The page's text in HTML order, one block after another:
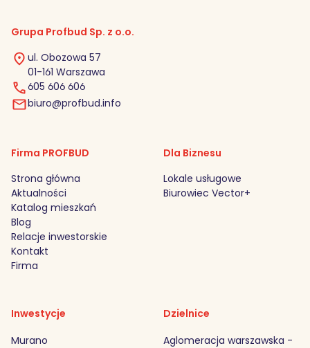
Grupa Profbud Sp. z o.o.
ul. Obozowa 57
01-161 Warszawa
605 606 606
biuro@profbud.info
Firma PROFBUD
Strona główna
Aktualności
Katalog mieszkań
Blog
Relacje inwestorskie
Kontakt
Firma
Dla Biznesu
Lokale usługowe
Biurowiec Vector+
Inwestycje
Murano
Dzielnice
Aglomeracja warszawska -